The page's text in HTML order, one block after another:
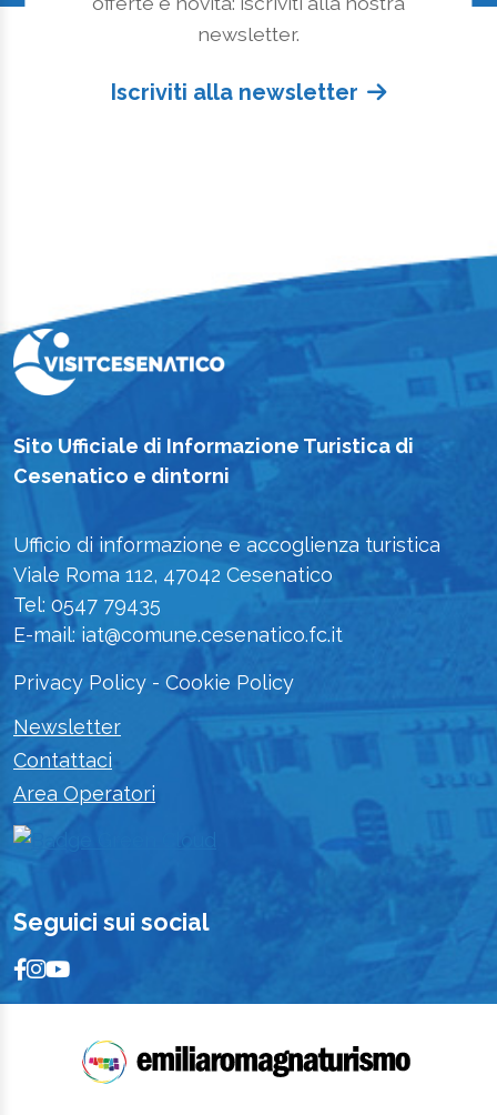
newsletter.
Iscriviti alla newsletter
Sito Ufficiale di Informazione Turistica di
Cesenatico e dintorni
Ufficio di informazione e accoglienza turistica
Viale Roma 112, 47042 Cesenatico
Tel: 0547 79435
E-mail: iat@comune.cesenatico.fc.it
Privacy Policy - Cookie Policy
Newsletter
Contattaci
Area Operatori
Seguici sui social